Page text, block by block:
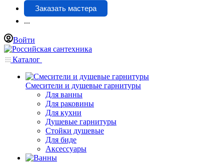
Заказать мастера
...
Войти
Каталог
Смесители и душевые гарнитуры
Для ванны
Для раковины
Для кухни
Душевые гарнитуры
Стойки душевые
Для биде
Аксессуары